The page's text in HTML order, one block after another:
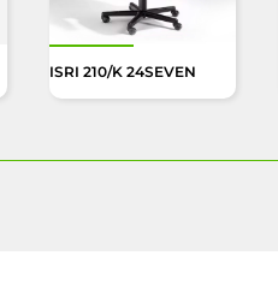
ISRI 210/K 24SEVEN